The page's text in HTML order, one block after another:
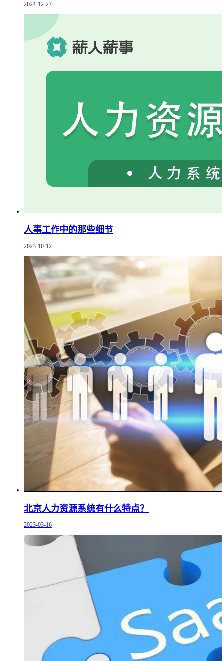
2024-12-27
人事工作中的那些细节
2023-10-12
北京人力资源系统有什么特点？
2023-03-16